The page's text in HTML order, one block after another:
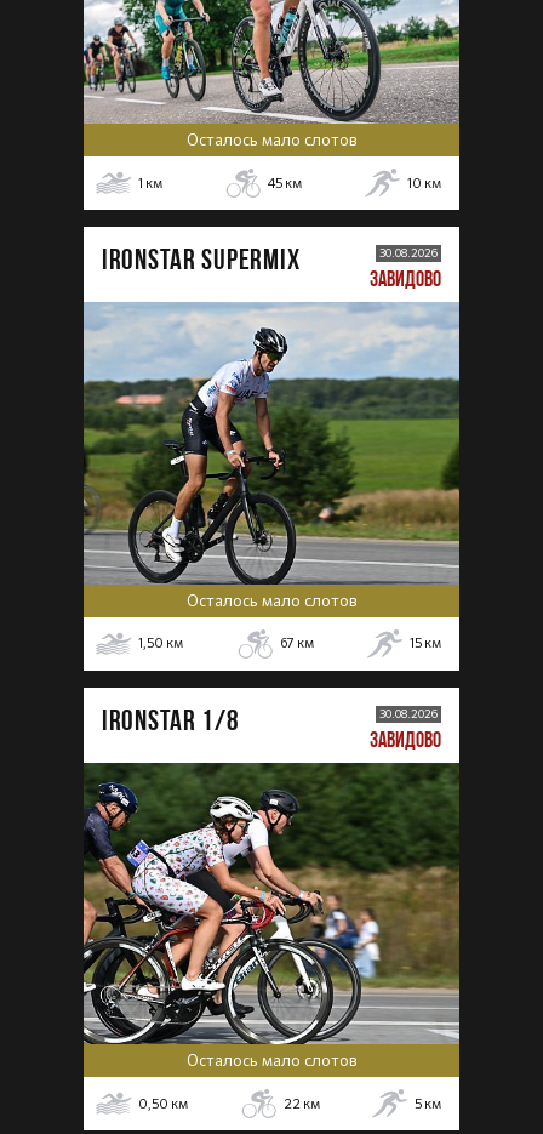
Осталось мало слотов
1 км 45 км 10 км
IRONSTAR SUPERMIX 30.08.2026
ЗАВИДОВО
Осталось мало слотов
1,50 км 67 км 15 км
IRONSTAR 1/8 30.08.2026
ЗАВИДОВО
Осталось мало слотов
0,50 км 22 км 5 км